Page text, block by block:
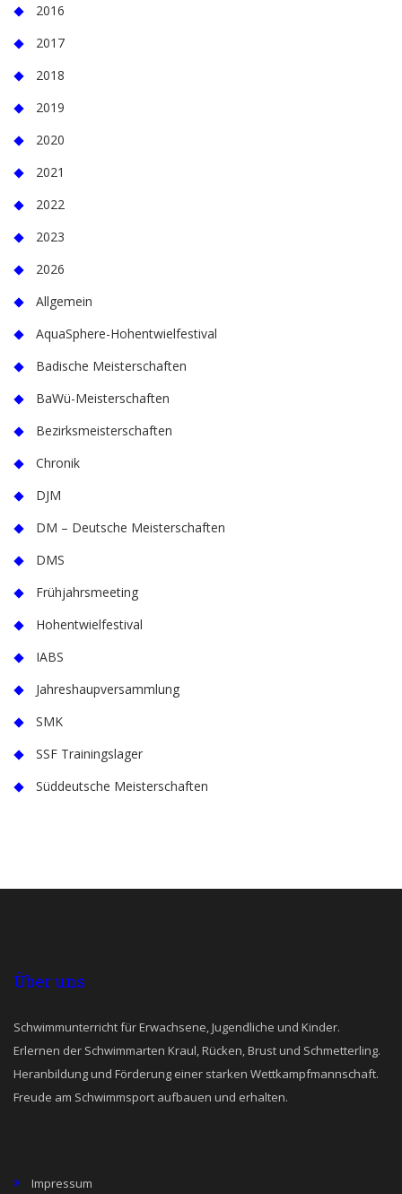
2016
2017
2018
2019
2020
2021
2022
2023
2026
Allgemein
AquaSphere-Hohentwielfestival
Badische Meisterschaften
BaWü-Meisterschaften
Bezirksmeisterschaften
Chronik
DJM
DM – Deutsche Meisterschaften
DMS
Frühjahrsmeeting
Hohentwielfestival
IABS
Jahreshaupversammlung
SMK
SSF Trainingslager
Süddeutsche Meisterschaften
Über uns
Schwimmunterricht für Erwachsene, Jugendliche und Kinder.
Erlernen der Schwimmarten Kraul, Rücken, Brust und Schmetterling.
Heranbildung und Förderung einer starken Wettkampfmannschaft.
Freude am Schwimmsport aufbauen und erhalten.
Impressum